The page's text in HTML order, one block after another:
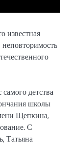
известная
неповторимость
детства
школы
Щепкина,
С
Татьяна